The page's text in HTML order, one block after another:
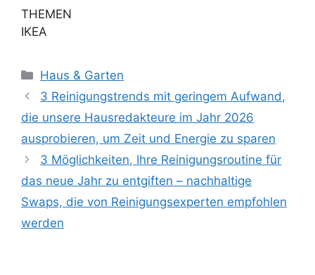
THEMEN
IKEA
Kategorien
Haus & Garten
3 Reinigungstrends mit geringem Aufwand,
die unsere Hausredakteure im Jahr 2026
ausprobieren, um Zeit und Energie zu sparen
3 Möglichkeiten, Ihre Reinigungsroutine für
das neue Jahr zu entgiften – nachhaltige
Swaps, die von Reinigungsexperten empfohlen
werden